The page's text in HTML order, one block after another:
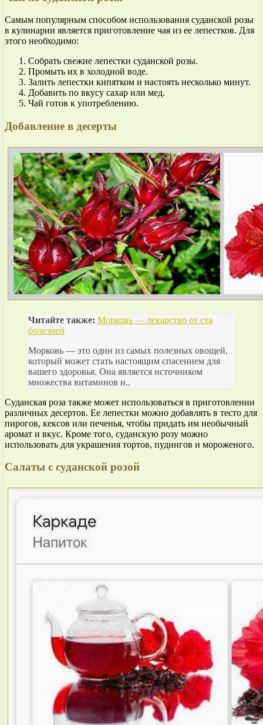
Самым популярным способом использования суданской розы
в кулинарии является приготовление чая из ее лепестков. Для
этого необходимо:
Собрать свежие лепестки суданской розы.
Промыть их в холодной воде.
Залить лепестки кипятком и настоять несколько минут.
Добавить по вкусу сахар или мед.
Чай готов к употреблению.
Добавление в десерты
Читайте также: Морковь — лекарство от ста
болезней
Морковь — это один из самых полезных овощей,
который может стать настоящим спасением для
вашего здоровья. Она является источником
множества витаминов и..
Суданская роза также может использоваться в приготовлении
различных десертов. Ее лепестки можно добавлять в тесто для
пирогов, кексов или печенья, чтобы придать им необычный
аромат и вкус. Кроме того, суданскую розу можно
использовать для украшения тортов, пудингов и мороженого.
Салаты с суданской розой